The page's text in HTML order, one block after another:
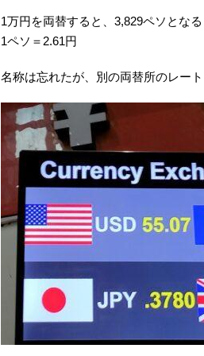
1万円を両替すると、3,829ペソとなる
1ペソ＝2.61円
名称は忘れたが、別の両替所のレー